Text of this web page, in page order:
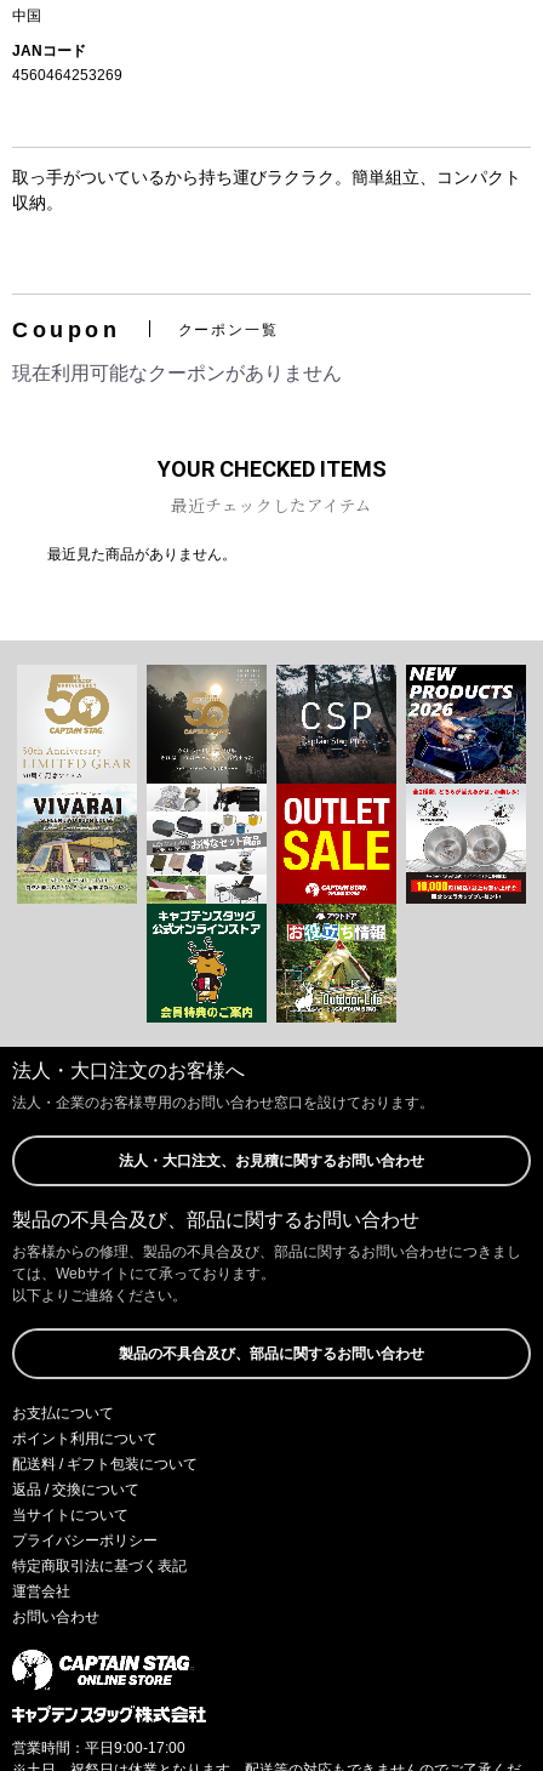
中国
JANコード
4560464253269
取っ手がついているから持ち運びラクラク。簡単組立、コンパクト
収納。
Coupon クーポン一覧
現在利用可能なクーポンがありません
YOUR CHECKED ITEMS
最近チェックしたアイテム
最近見た商品がありません。
法人・大口注文のお客様へ
法人・企業のお客様専用のお問い合わせ窓口を設けております。
法人・大口注文、お見積に関するお問い合わせ
製品の不具合及び、部品に関するお問い合わせ
お客様からの修理、製品の不具合及び、部品に関するお問い合わせにつきまし
ては、Webサイトにて承っております。
以下よりご連絡ください。
製品の不具合及び、部品に関するお問い合わせ
お支払について
ポイント利用について
配送料 / ギフト包装について
返品 / 交換について
当サイトについて
プライバシーポリシー
特定商取引法に基づく表記
運営会社
お問い合わせ
営業時間：平日9:00-17:00